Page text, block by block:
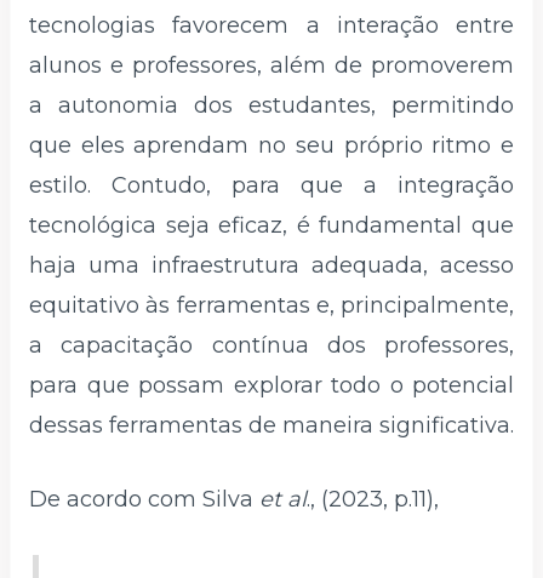
tecnologias favorecem a interação entre
alunos e professores, além de promoverem
a autonomia dos estudantes, permitindo
que eles aprendam no seu próprio ritmo e
estilo. Contudo, para que a integração
tecnológica seja eficaz, é fundamental que
haja uma infraestrutura adequada, acesso
equitativo às ferramentas e, principalmente,
a capacitação contínua dos professores,
para que possam explorar todo o potencial
dessas ferramentas de maneira significativa.
De acordo com Silva et al., (2023, p.11),